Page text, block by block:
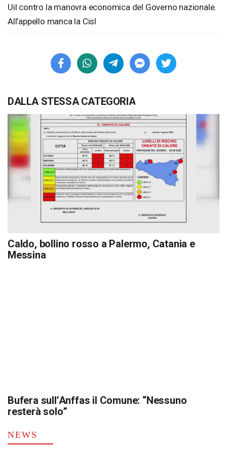
Uil contro la manovra economica del Governo nazionale.
All’appello manca la Cisl
DALLA STESSA CATEGORIA
Caldo, bollino rosso a Palermo, Catania e
Messina
Bufera sull’Anffas il Comune: “Nessuno
resterà solo”
NEWS